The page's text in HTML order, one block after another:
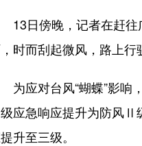
日傍晚，记者在赶往
时而刮起微风，路上行
应对台风“蝴蝶”影响
应急响应提升为防风Ⅱ
升至三级。